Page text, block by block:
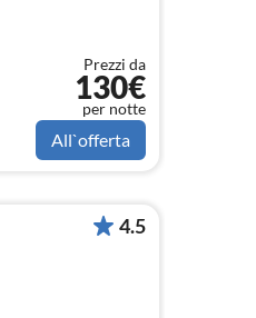
Prezzi da
130€
per notte
All`offerta
4.5